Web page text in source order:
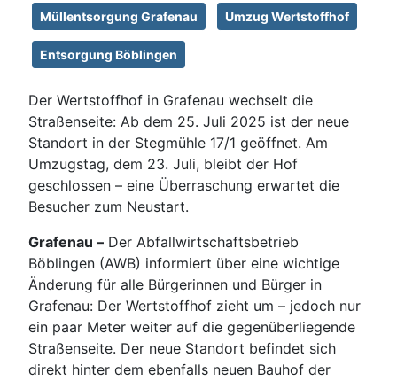
Müllentsorgung Grafenau Umzug Wertstoffhof
Entsorgung Böblingen
Der Wertstoffhof in Grafenau wechselt die
Straßenseite: Ab dem 25. Juli 2025 ist der neue
Standort in der Stegmühle 17/1 geöffnet. Am
Umzugstag, dem 23. Juli, bleibt der Hof
geschlossen – eine Überraschung erwartet die
Besucher zum Neustart.
Grafenau – Der Abfallwirtschaftsbetrieb
Böblingen (AWB) informiert über eine wichtige
Änderung für alle Bürgerinnen und Bürger in
Grafenau: Der Wertstoffhof zieht um – jedoch nur
ein paar Meter weiter auf die gegenüberliegende
Straßenseite. Der neue Standort befindet sich
direkt hinter dem ebenfalls neuen Bauhof der